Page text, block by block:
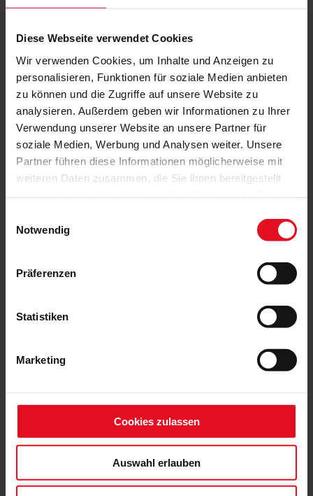
Diese Webseite verwendet Cookies
Wir verwenden Cookies, um Inhalte und Anzeigen zu
personalisieren, Funktionen für soziale Medien anbieten
zu können und die Zugriffe auf unsere Website zu
analysieren. Außerdem geben wir Informationen zu Ihrer
Verwendung unserer Website an unsere Partner für
soziale Medien, Werbung und Analysen weiter. Unsere
Partner führen diese Informationen möglicherweise mit
weiteren Daten zusammen, die Sie ihnen bereitgestellt
Notwendig
Präferenzen
Statistiken
Marketing
Cookies zulassen
Auswahl erlauben